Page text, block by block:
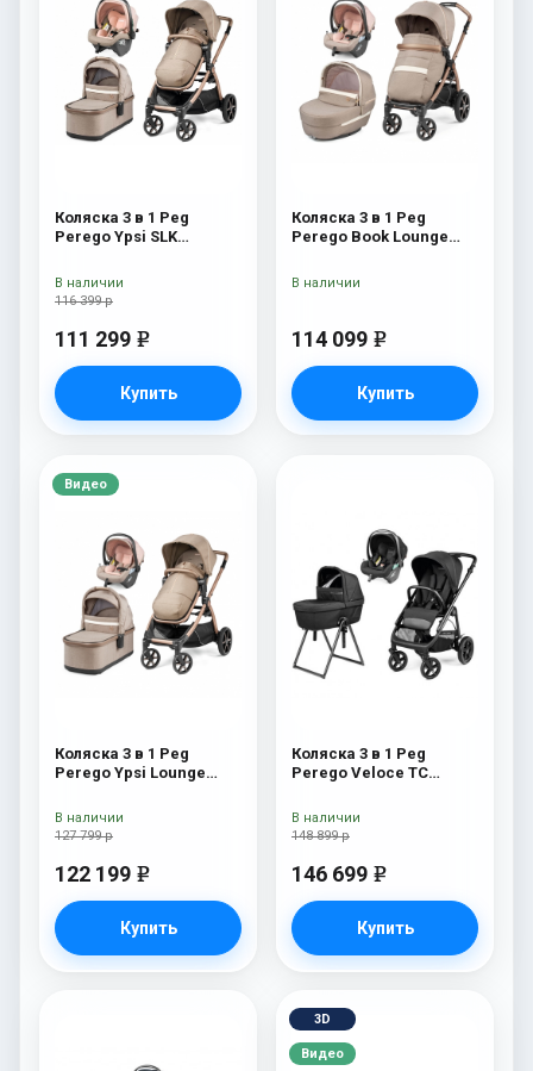
Коляска 3 в 1 Peg
Perego Ypsi SLK
116 399 р
111 299 e
Купить
В наличии
Коляска 3 в 1 Peg
Perego Book Lounge
114 099 e
Купить
В наличии
Видео
Коляска 3 в 1 Peg
Perego Ypsi Lounge
127 799 р
122 199 e
Купить
В наличии
Коляска 3 в 1 Peg
Perego Veloce TC
Black New
148 899 р
146 699 e
Купить
В наличии
3D
Видео